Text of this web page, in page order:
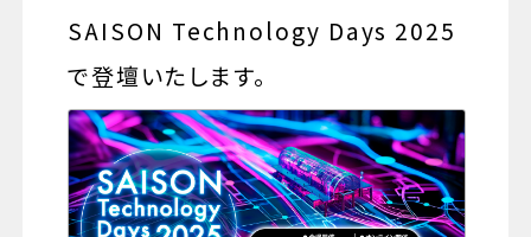
SAISON Technology Days 2025
で登壇いたします。